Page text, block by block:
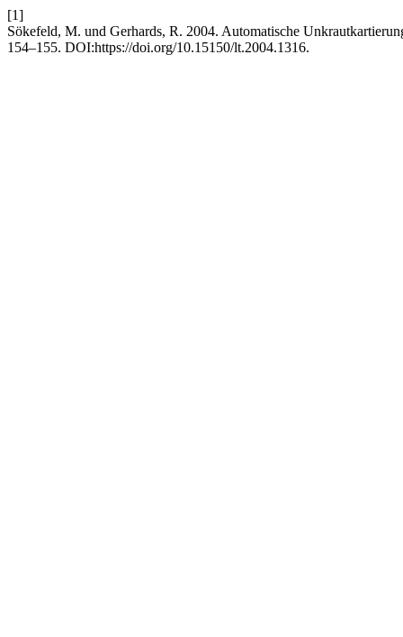
[1]
Sökefeld, M. und Gerhards, R. 2004. Automatische
154–155. DOI:https://doi.org/10.15150/lt.2004.1316.